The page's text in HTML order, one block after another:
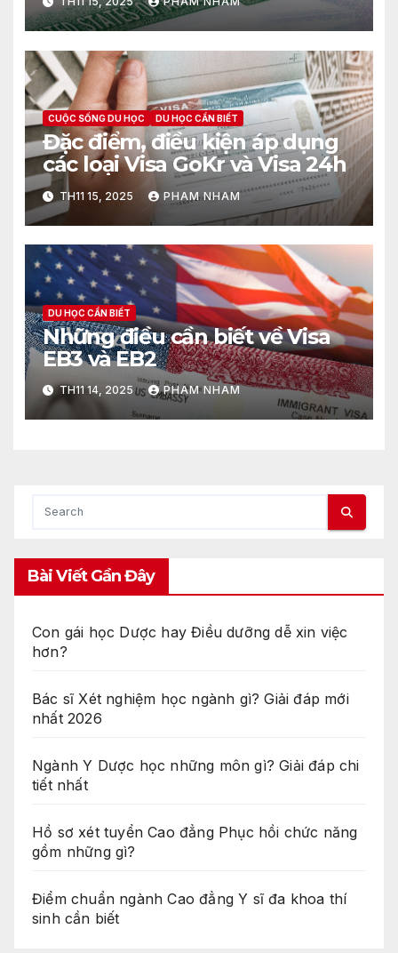
CUỘC SỐNG DU HỌC DU HỌC CẦN BIẾT
Đặc điểm, điều kiện áp dụng
các loại Visa GoKr và Visa 24h
TH11 15, 2025 PHAM NHAM
DU HỌC CẦN BIẾT
Những điều cần biết về Visa
EB3 và EB2
TH11 14, 2025 PHAM NHAM
Bài Viết Gần Đây
Con gái học Dược hay Điều dưỡng dễ xin việc
hơn?
Bác sĩ Xét nghiệm học ngành gì? Giải đáp mới
nhất 2026
Ngành Y Dược học những môn gì? Giải đáp chi
tiết nhất
Hồ sơ xét tuyển Cao đẳng Phục hồi chức năng
gồm những gì?
Điểm chuẩn ngành Cao đẳng Y sĩ đa khoa thí
sinh cần biết